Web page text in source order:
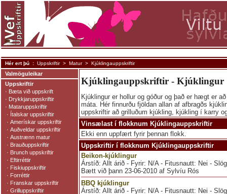
Kjúklingauppskriftir - Kjúklingur
Kjúklingur er hollur og góður og það er hægt er
máta. Hér finnurðu fjöldan allan af afbragðs
uppskriftir að grilluðum kjúkling, kjúkling í karry
Vinsælast í flokknum Kjúklingauppskriftir
Ekki enn uppfært fyrir þennan flokk.
Uppskriftir í flokknum Kjúklingauppskriftir
Beikon-kjúklingur
Árstíð: Allt árið - Fyrir: N/A - Fitusnautt: Nei -
Bætt við þann 23-06-2010 af Sylvíu Rós
BBQ kjúklingur
Árstíð: Allt árið - Fyrir: N/A - Fitusnautt: Nei -
Valmöguleikar
Uppskriftir
· Bæta við uppskrift
· Drykkjaruppskriftir
· Mataruppskriftir
· Ítalskar uppskriftir
· Amerískar uppskriftir
· Auðveldar uppskriftir
· Austrænn matur
· Brauðuppskriftir
· Brunch uppskriftir
· Eftirréttir
· Fiskiuppskriftir
· Forréttir
· Franskar uppskriftir
· Grilluppskriftir
Hér ert þú : Uppskriftir > Matur > Kjúklingauppskriftir